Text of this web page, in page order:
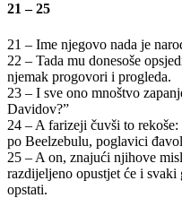
21 – 25
21 – Ime njegovo nada je
22 – Tada mu donesoše
njemak progovori i progleda.
23 – I sve ono mnoštvo
Davidov?”
24 – A farizeji čuvši to
po Beelzebulu, poglavici
25 – A on, znajući njihove
razdijeljeno opustjet će i
opstati.